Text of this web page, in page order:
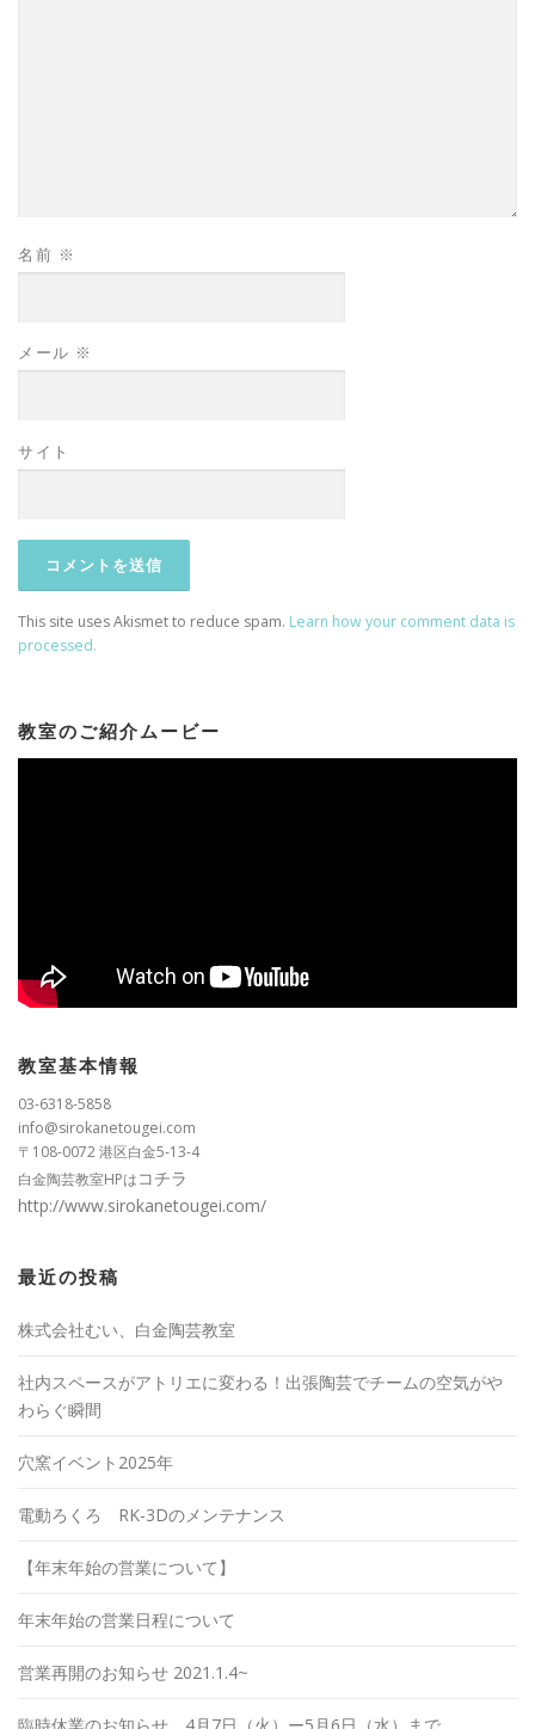
名前 ※
メール ※
サイト
This site uses Akismet to reduce spam. Learn how your comment data is
processed.
教室のご紹介ムービー
教室基本情報
03-6318-5858
info@sirokanetougei.com
〒108-0072 港区白金5-13-4
白金陶芸教室HPはコチラ
http://www.sirokanetougei.com/
最近の投稿
株式会社むい、白金陶芸教室
社内スペースがアトリエに変わる！出張陶芸でチームの空気がや
わらぐ瞬間
穴窯イベント2025年
電動ろくろ RK-3Dのメンテナンス
【年末年始の営業について】
年末年始の営業日程について
営業再開のお知らせ 2021.1.4~